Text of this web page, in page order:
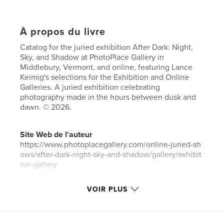
À propos du livre
Catalog for the juried exhibition After Dark: Night,
Sky, and Shadow at PhotoPlace Gallery in
Middlebury, Vermont, and online, featuring Lance
Keimig's selections for the Exhibition and Online
Galleries. A juried exhibition celebrating
photography made in the hours between dusk and
dawn. © 2026.
Site Web de l'auteur
https://www.photoplacegallery.com/online-juried-sh
ows/after-dark-night-sky-and-shadow/gallery/exhibit
ion-gallery
Caractéristiques et détails
VOIR PLUS